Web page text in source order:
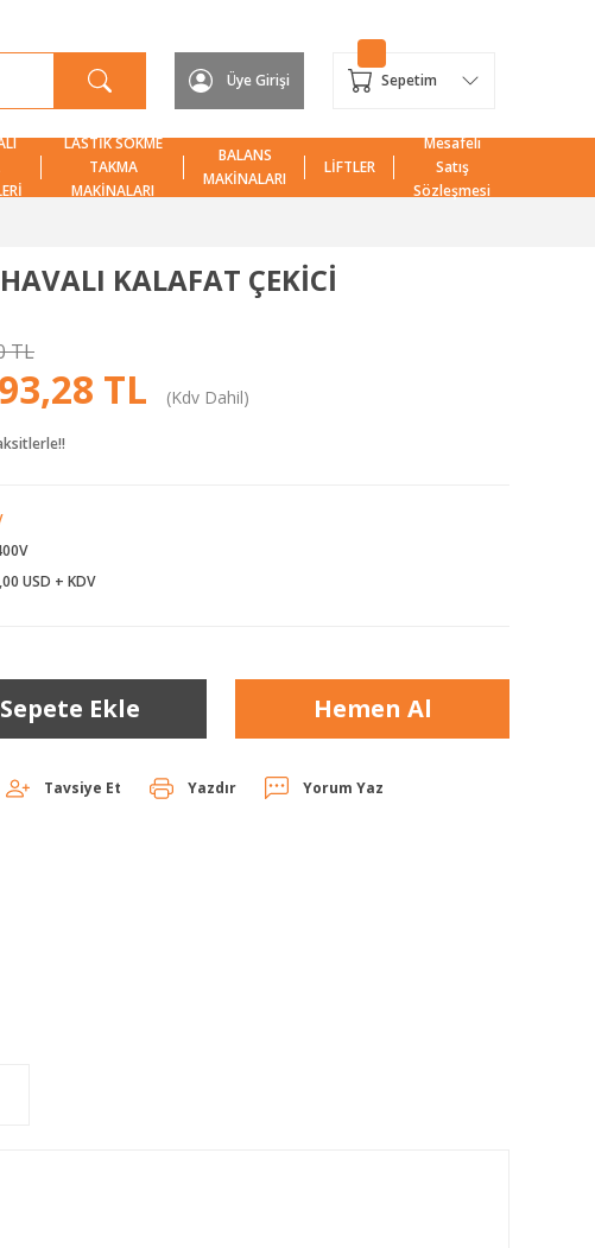
Üye Girişi Sepetim
LASTİK SÖKME
TAKMA
MAKİNALARI
BALANS
MAKİNALARI
LİFTLER
Mesafeli
Satış
Sözleşmesi
KALAFAT ÇEKİCİ
TL
TL (Kdv Dahil)
USD + KDV
Sepete Ekle Hemen Al
Tavsiye Et Yazdır Yorum Yaz